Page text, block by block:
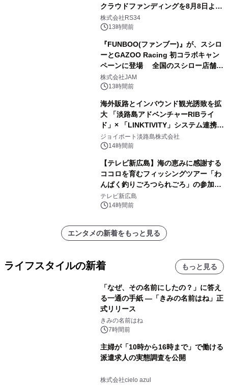
クラウドファンディングを8月8日より
開始
株式会社RS34
13時間前
『FUNBOO(ファンブー)』が、スシロ
ーとGAZOO Racing 初コラボキャン
ペーンに登場 全国のスシロー店舗で
GR 4車種の FUNBOO(ミニカー)付き
メニューが展開されます
株式会社JAM
13時間前
海外販路とインバウンド観光誘致を拡
大 「淡路島アドベンチャーRIBライ
ド」× 「LINKTIVITY」システム連携を
開始！
ジョイポート淡路島株式会社
14時間前
【テレビ新広島】海の恵みに感謝する
ココロを育むフィッシングツアー「わ
んぱく釣りごろつられごろ」の参加小
学生を募集
テレビ新広島
14時間前
エンタメの新着をもっと見る
ライフスタイルの新着 もっと見る
「なぜ、その名前にしたの？」に答え
る一通の手紙 ―「きみの名前はね」正
式リリース
きみの名前はね
7時間前
主婦が「10時から16時まで」で働ける
派遣求人の実態調査を公開
株式会社cielo azul